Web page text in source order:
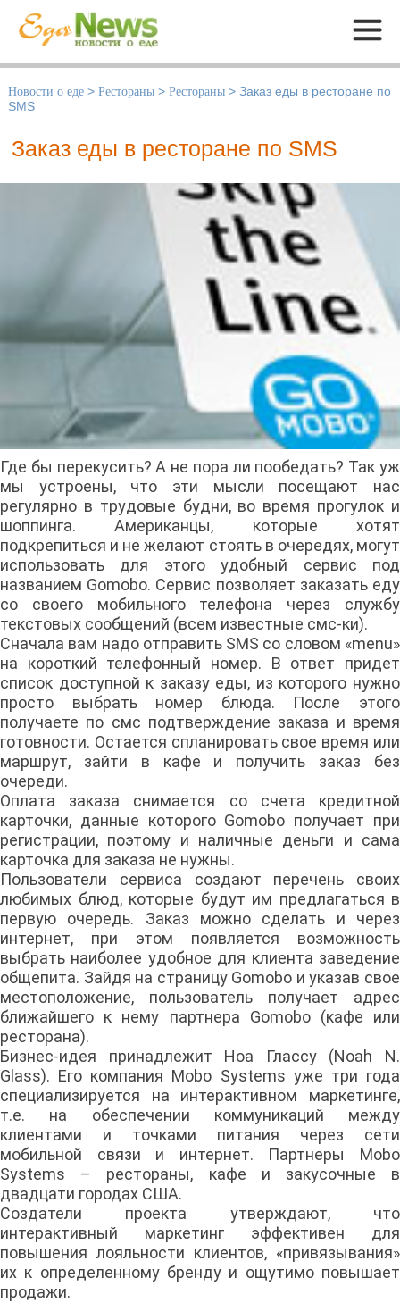
Меню
Новости о еде > Рестораны > Рестораны > Заказ еды в ресторане по
SMS
Заказ еды в ресторане по SMS
Где бы перекусить? А не пора ли пообедать? Так уж
мы устроены, что эти мысли посещают нас
регулярно в трудовые будни, во время прогулок и
шоппинга. Американцы, которые хотят
подкрепиться и не желают стоять в очередях, могут
использовать для этого удобный сервис под
названием Gomobo. Сервис позволяет заказать еду
со своего мобильного телефона через службу
текстовых сообщений (всем известные смс-ки).
Сначала вам надо отправить SMS со словом «menu»
на короткий телефонный номер. В ответ придет
список доступной к заказу еды, из которого нужно
просто выбрать номер блюда. После этого
получаете по смс подтверждение заказа и время
готовности. Остается спланировать свое время или
маршрут, зайти в кафе и получить заказ без
очереди.
Оплата заказа снимается со счета кредитной
карточки, данные которого Gomobo получает при
регистрации, поэтому и наличные деньги и сама
карточка для заказа не нужны.
Пользователи сервиса создают перечень своих
любимых блюд, которые будут им предлагаться в
первую очередь. Заказ можно сделать и через
интернет, при этом появляется возможность
выбрать наиболее удобное для клиента заведение
общепита. Зайдя на страницу Gomobo и указав свое
местоположение, пользователь получает адрес
ближайшего к нему партнера Gomobo (кафе или
ресторана).
Бизнес-идея принадлежит Ноа Глассу (Noah N.
Glass). Его компания Mobo Systems уже три года
специализируется на интерактивном маркетинге,
т.е. на обеспечении коммуникаций между
клиентами и точками питания через сети
мобильной связи и интернет. Партнеры Mobo
Systems – рестораны, кафе и закусочные в
двадцати городах США.
Создатели проекта утверждают, что
интерактивный маркетинг эффективен для
повышения лояльности клиентов, «привязывания»
их к определенному бренду и ощутимо повышает
продажи.